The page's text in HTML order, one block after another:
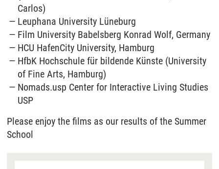
Carlos)
Leuphana University Lüneburg
Film University Babelsberg Konrad Wolf, Germany
HCU HafenCity University, Hamburg
HfbK Hochschule für bildende Künste (University
of Fine Arts, Hamburg)
Nomads.usp Center for Interactive Living Studies
USP
Please enjoy the films as our results of the Summer
School